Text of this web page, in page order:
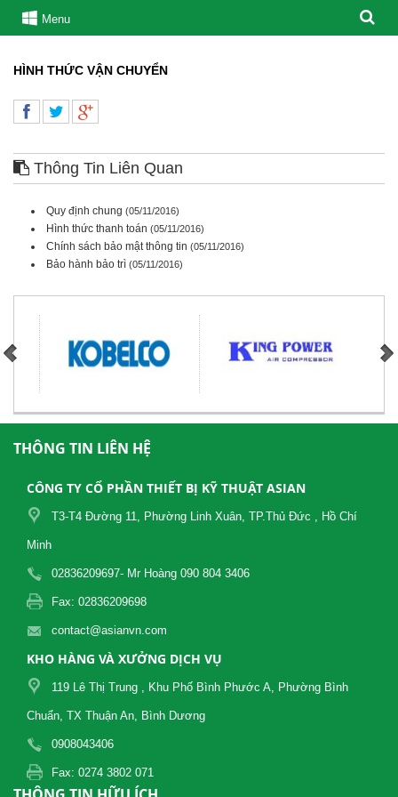
Menu
HÌNH THỨC VẬN CHUYỂN
Thông Tin Liên Quan
Quy định chung (05/11/2016)
Hình thức thanh toán (05/11/2016)
Chính sách bảo mật thông tin (05/11/2016)
Bảo hành bảo trì (05/11/2016)
THÔNG TIN LIÊN HỆ
CÔNG TY CỔ PHẦN THIẾT BỊ KỸ THUẬT ASIAN
T3-T4 Đường 11, Phường Linh Xuân, TP.Thủ Đức , Hồ Chí
Minh
02836209697- Mr Hoàng 090 804 3406
Fax: 02836209698
contact@asianvn.com
KHO HÀNG VÀ XƯỞNG DỊCH VỤ
119 Lê Thị Trung , Khu Phố Bình Phước A, Phường Bình
Chuẩn, TX Thuận An, Bình Dương
0908043406
Fax: 0274 3802 071